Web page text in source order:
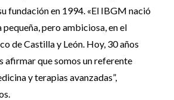
fundación en 1994. «El IBGM nació
pequeña, pero ambiciosa, en el
de Castilla y León. Hoy, 30 años
afirmar que somos un referente
y terapias avanzadas”,